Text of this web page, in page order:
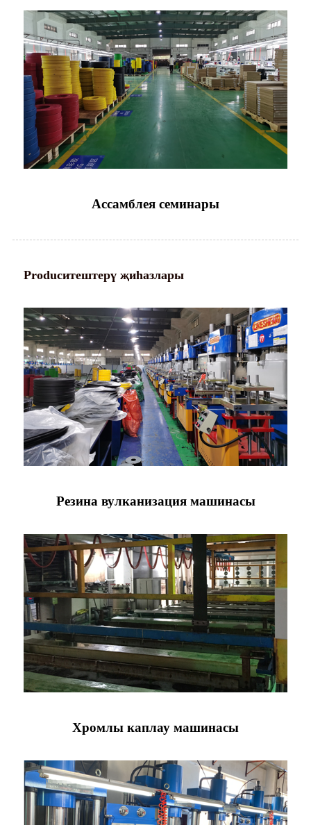
Ассамблея семинары
Producитештерү җиһазлары
Резина вулканизация машинасы
Хромлы каплау машинасы